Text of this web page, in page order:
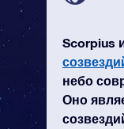
Scorpius
небо
Оно